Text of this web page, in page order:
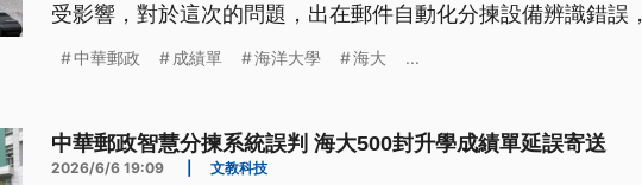
受影響，對於這次的問題，出在郵件自動化分揀設備辨識錯誤
中華郵政 成績單 海洋大學 海大 ...
中華郵政智慧分揀系統誤判 海大500封升學成績單延誤寄送
2026/6/6 19:09 文教科技